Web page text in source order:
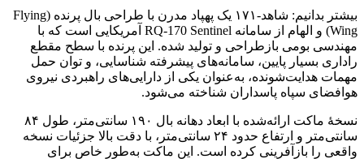
بیشتر بدانیم: شاهد‑۱۷۱ یک پهپاد مدرن با طراحی بال پرنده (Flying
Wing) و الهام از سامانه RQ‑170 Sentinel آمریکایی است که با
مهندسی بومی بازطراحی و تولید شده. این پرنده با سطح مقطع
راداری بسیار پایین، سامانه‌های پیشرفته شناسایی، و توان حمل
مهمات هدایت‌شونده، به‌عنوان یکی از دارایی‌های راهبردی نیروی
هوافضای سپاه پاسداران شناخته می‌شود.
نسخهٔ ماکت ارائه‌شده با ابعاد دهانه بال ۱۹۰ سانتی‌متر، طول ۸۴
سانتی‌متر و ارتفاع حدود ۲۴ سانتی‌متر، با دقت بالا جزئیات نسخه
واقعی را بازآفرینی کرده است. این ماکت به‌طور خاص برای